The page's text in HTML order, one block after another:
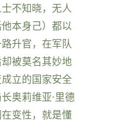
不知晓，无人
本身己）都以
升官，在军队
被莫名其妙地
立的国家安全
奥莉维亚·里德
变性，就是懂